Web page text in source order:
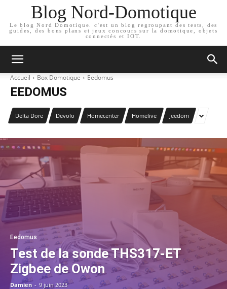
Blog Nord-Domotique
Le blog Nord Domotique. c'est un blog regroupant des tests, des
guides, des bons plans et jeux concours sur la domotique, objets
connectés et IOT.
Accueil Box Domotique Eedomus
EEDOMUS
Delta Dore Devolo Homecenter Homelive Jeedom
Eedomus
Test de la sonde THS317-ET
Zigbee de Owon
Damien - 9 juin 2023